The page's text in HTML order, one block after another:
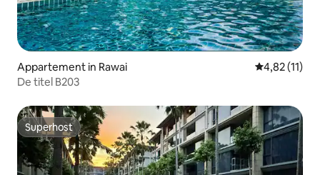
Appartement in Rawai Gemiddelde
4,82 (11)
De titel B203
Superhost
Superhost